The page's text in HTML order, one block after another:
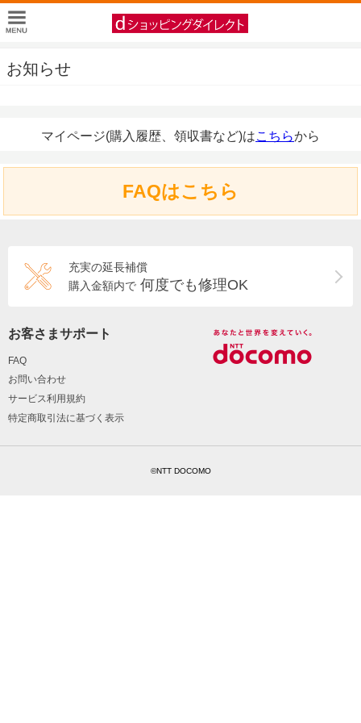
お知らせ
マイページ(購入履歴、領収書など)はこちらから
FAQはこちら
充実の延長補償
購入金額内で 何度でも修理OK
お客さまサポート
FAQ
お問い合わせ
サービス利用規約
特定商取引法に基づく表示
©NTT DOCOMO